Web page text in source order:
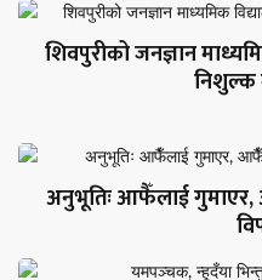
शिवपुरीको जनज्ञान
निशुल्क
अनुभूतिः आफैँलाई गुमाएर,